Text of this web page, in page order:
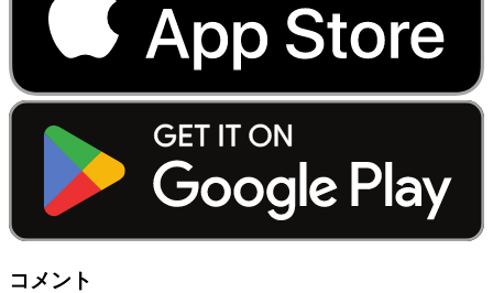
コメント